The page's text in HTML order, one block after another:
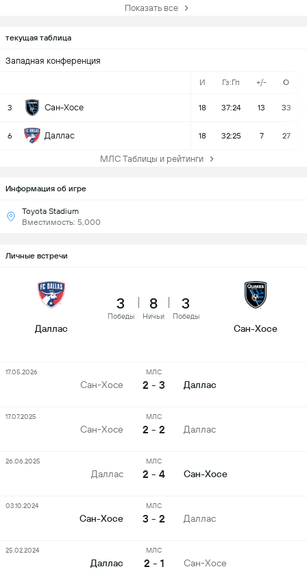
Показать все
текущая таблица
Западная конференция
И Гз:Гп +/- О
3 Сан-Хосе 18 37:24 13 33
6 Даллас 18 32:25 7 27
МЛС Таблицы и рейтинги
Информация об игре
Toyota Stadium
Вместимость: 5,000
Личные встречи
Даллас
3
Победы
8
Ничьи
3
Победы
Сан-Хосе
Сан-Хосе
МЛС
2 - 3 Даллас
17.05.2026
Сан-Хосе
МЛС
2 - 2 Даллас
17.07.2025
Даллас
МЛС
2 - 4 Сан-Хосе
26.06.2025
Сан-Хосе
МЛС
3 - 2 Даллас
03.10.2024
Даллас
МЛС
2 - 1 Сан-Хосе
25.02.2024